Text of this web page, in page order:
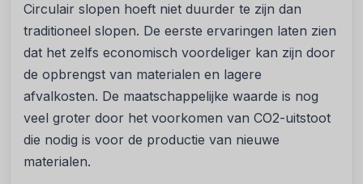
Circulair slopen hoeft niet duurder te zijn dan
traditioneel slopen. De eerste ervaringen laten zien
dat het zelfs economisch voordeliger kan zijn door
de opbrengst van materialen en lagere
afvalkosten. De maatschappelijke waarde is nog
veel groter door het voorkomen van CO2-uitstoot
die nodig is voor de productie van nieuwe
materialen.